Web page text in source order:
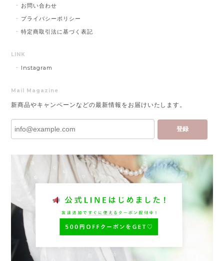
お問い合わせ
プライバシーポリシー
特定商取引法に基づく表記
LINK
Instagram
Mail Magazine
新商品やキャンペーンなどの最新情報をお届けいたします。
登録